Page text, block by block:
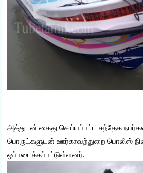
அத்துடன் கைது செய்யப்பட்ட சந்தேக
பொருட்களுடன் ஊர்காவற்துறை பொலிஸ்
ஒப்படைக்கப்பட்டுள்ளனர்.